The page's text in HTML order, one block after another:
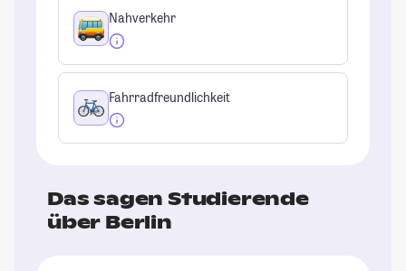
Nahverkehr
Fahrradfreundlichkeit
Das sagen Studierende
über Berlin